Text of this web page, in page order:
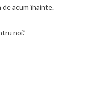
de acum înainte.
noi.”